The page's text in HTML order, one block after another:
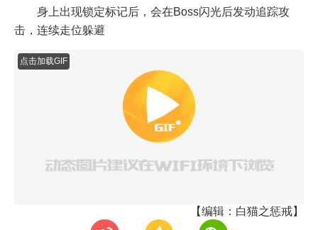
身上出现锁定标记后，会在Boss闪光后发动追踪攻
击，连续走位躲避
点击加载GIF
【编辑：白猫之惩戒】